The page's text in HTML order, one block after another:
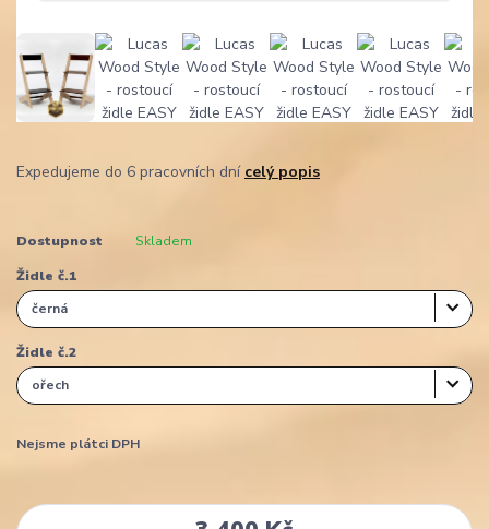
Expedujeme do 6 pracovních dní celý popis
Dostupnost Skladem
Židle č.1
Židle č.2
Nejsme plátci DPH